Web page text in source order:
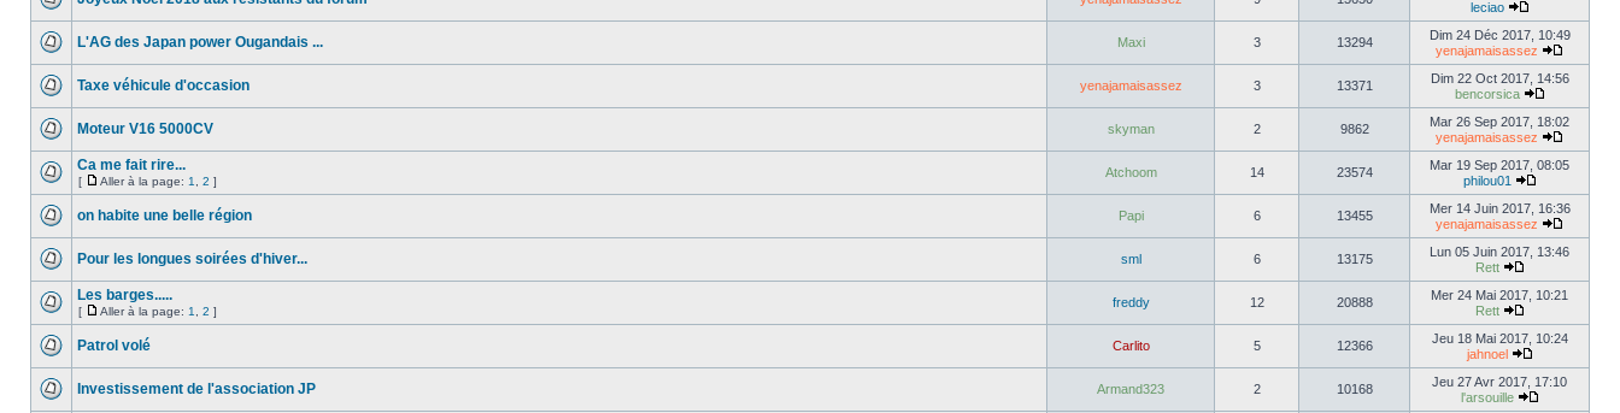
leciao
L'AG des Japan power Ougandais ... Maxi 3 13294
Dim 24 Déc 2017, 10:49
yenajamaisassez
Taxe véhicule d'occasion yenajamaisassez 3 13371
Dim 22 Oct 2017, 14:56
bencorsica
Moteur V16 5000CV skyman 2 9862
Mar 26 Sep 2017, 18:02
yenajamaisassez
Ca me fait rire...
[ Aller à la page: 1 2 ]
Atchoom 14 23574
Mar 19 Sep 2017, 08:05
philou01
on habite une belle région Papi 6 13455
Mer 14 Juin 2017, 16:36
yenajamaisassez
Pour les longues soirées d'hiver... sml 6 13175
Lun 05 Juin 2017, 13:46
Rett
Les barges.....
[ Aller à la page: 1 2 ]
freddy 12 20888
Mer 24 Mai 2017, 10:21
Rett
Patrol volé Carlito 5 12366
Jeu 18 Mai 2017, 10:24
jahnoel
Investissement​ de l'association JP Armand323 2 10168
Jeu 27 Avr 2017, 17:10
l'arsouille